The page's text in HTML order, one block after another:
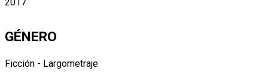
GÉNERO
Ficción - Largometraje